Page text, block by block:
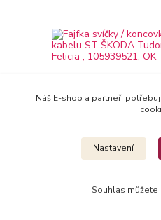
Fajfka svíčky / koncovka
105939521, OK-21-10
Náš E-shop a partneři
Nastavení
Souhlas